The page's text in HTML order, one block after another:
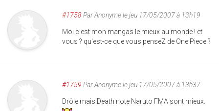
#1758ParAnonymele jeu 17/05/2007 à 13h19
Moi c'est mon mangas le mieux au monde ! et
vous ? qu'est-ce que vous penseZ de One Piece ?
#1759 ParAnonymele jeu 17/05/2007 à 13h37
Drôle mais Death note Naruto FMA sont mieux.